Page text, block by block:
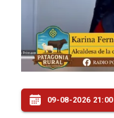
09-08-2026 21:00